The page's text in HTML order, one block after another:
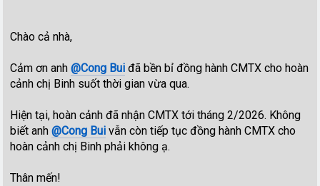
Chào cả nhà,
Cảm ơn anh@Cong Bui đã bền bỉ đồng hành CMTX cho hoàn
cảnh chị Binh suốt thời gian vừa qua.
Hiện tại, hoàn cảnh đã nhận CMTX tới tháng 2/2026. Không
biết anh@Cong Bui vẫn còn tiếp tục đồng hành CMTX cho
hoàn cảnh chị Binh phải không ạ.
Thân mến!